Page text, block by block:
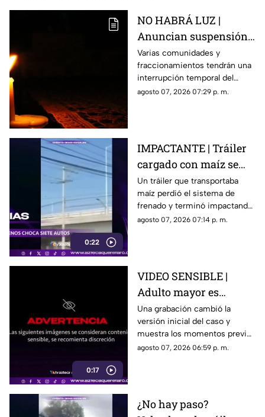
NO HABRÁ LUZ |
Anuncian suspensión
del suministro eléctrico
en Querétaro; estás
serán las zonas
afectadas
Varias comunidades y
fraccionamientos tendrán una
interrupción temporal del
servicio eléctrico durante
agosto 07, 2026 07:29 p. m.
0:22
IMPACTANTE | Tráiler
cargado con maíz se
queda sin frenos y
embiste a siete
vehículos
Un tráiler que transportaba
maíz perdió el sistema de
frenado y terminó impactando
a siete vehículos que
agosto 07, 2026 07:14 p. m.
0:17
VIDEO SENSIBLE |
Adulto mayor es
atropell4do por tráiler;
fue empujado antes de
m0rir
Una grabación cambió la
versión inicial del caso y
muestra los momentos previos
al atropellamiento ocurrido en
agosto 07, 2026 06:59 p. m.
¿No hay paso?